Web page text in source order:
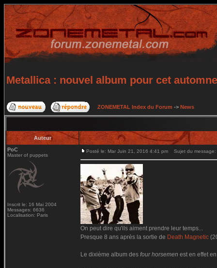
Metallica : nouvel album pour cet automne
ZONEMETAL Index du Forum -> News
Auteur
PoC
Master of puppets
Inscrit le: 16 Mai 2004
Messages: 6636
Localisation: Paris
Posté le: Mar Juin 21, 2016 4:41 pm Sujet du message:
On peut dire qu'ils aiment prendre leur temps...
Presque 8 ans après la sortie de Death Magnetic
Le dixième album des four horsemen est en effet